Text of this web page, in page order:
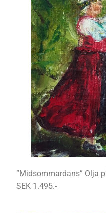
”Midsommardans” Olja
SEK 1.495.-